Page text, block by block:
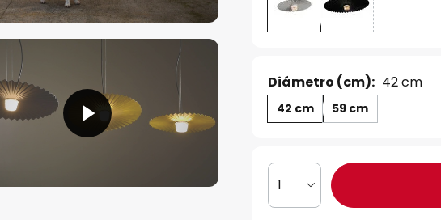
Diámetro (cm): 42 cm
42 cm 59 cm
1